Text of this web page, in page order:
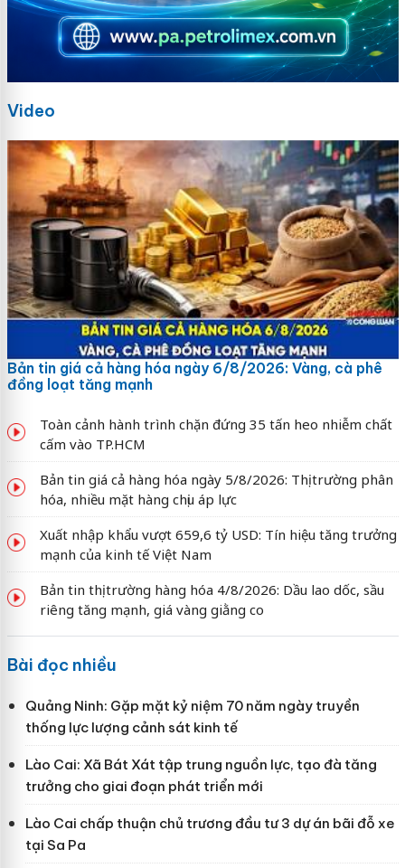
Video
Bản tin giá cả hàng hóa ngày 6/8/2026: Vàng, cà phê
đồng loạt tăng mạnh
Toàn cảnh hành trình chặn đứng 35 tấn heo nhiễm chất
cấm vào TP.HCM
Bản tin giá cả hàng hóa ngày 5/8/2026: Thị trường phân
hóa, nhiều mặt hàng chịu áp lực
Xuất nhập khẩu vượt 659,6 tỷ USD: Tín hiệu tăng trưởng
mạnh của kinh tế Việt Nam
Bản tin thị trường hàng hóa 4/8/2026: Dầu lao dốc, sầu
riêng tăng mạnh, giá vàng giằng co
Bài đọc nhiều
Quảng Ninh: Gặp mặt kỷ niệm 70 năm ngày truyền
thống lực lượng cảnh sát kinh tế
Lào Cai: Xã Bát Xát tập trung nguồn lực, tạo đà tăng
trưởng cho giai đoạn phát triển mới
Lào Cai chấp thuận chủ trương đầu tư 3 dự án bãi đỗ xe
tại Sa Pa